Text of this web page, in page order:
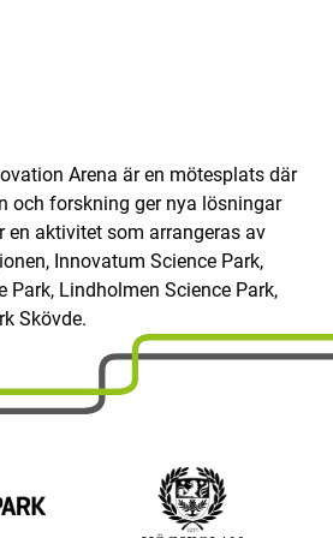
Arena är en mötesplats där
och forskning ger nya lösningar
en aktivitet som arrangeras av
Innovatum Science Park,
Park, Lindholmen Science Park,
Skövde.